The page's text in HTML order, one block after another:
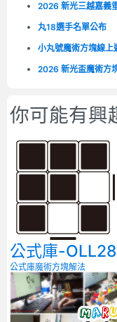
2026 新光三越嘉義
丸18選手名單公布
小丸號魔術方塊線
2026 新光盃魔術方
你可能有興
公式庫-OLL28
公式庫魔術方塊解法